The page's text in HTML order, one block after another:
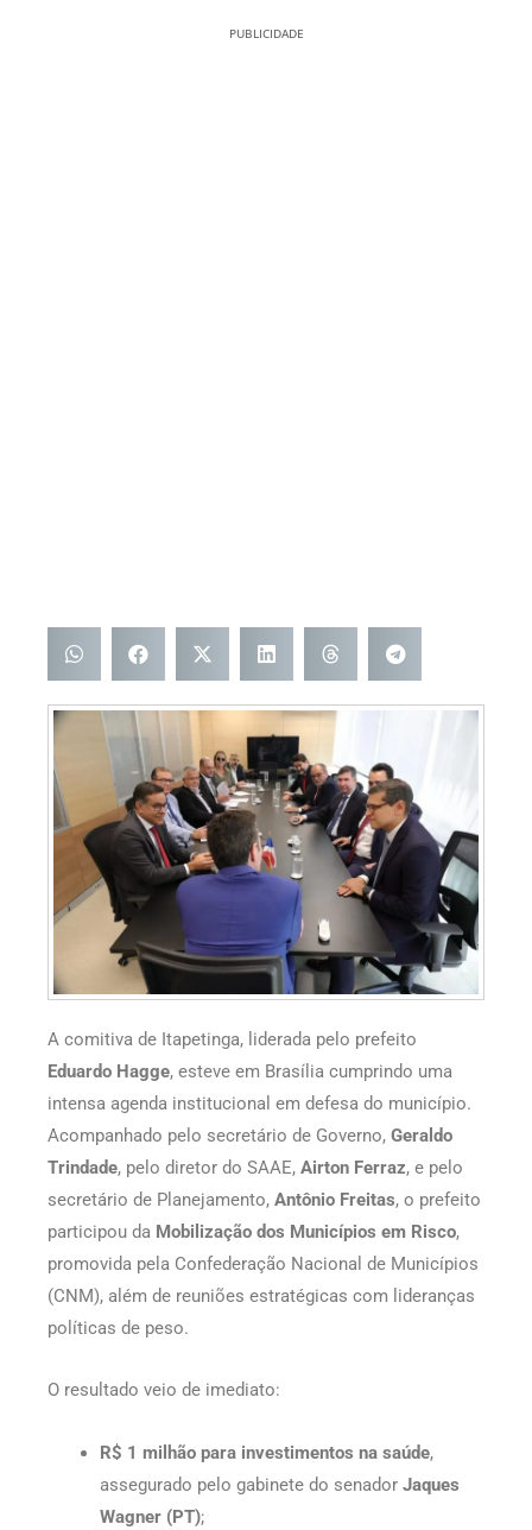
PUBLICIDADE
A comitiva de Itapetinga, liderada pelo prefeito
Eduardo Hagge, esteve em Brasília cumprindo uma
intensa agenda institucional em defesa do município.
Acompanhado pelo secretário de Governo, Geraldo
Trindade, pelo diretor do SAAE, Airton Ferraz, e pelo
secretário de Planejamento, Antônio Freitas, o prefeito
participou da Mobilização dos Municípios em Risco,
promovida pela Confederação Nacional de Municípios
(CNM), além de reuniões estratégicas com lideranças
políticas de peso.
O resultado veio de imediato:
R$ 1 milhão para investimentos na saúde,
assegurado pelo gabinete do senador Jaques
Wagner (PT);